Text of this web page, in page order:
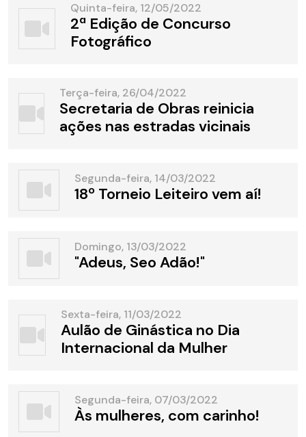
Quinta-feira, 12/05/2022
2ª Edição de Concurso
Fotográfico
Terça-feira, 26/04/2022
Secretaria de Obras reinicia
ações nas estradas vicinais
Segunda-feira, 14/03/2022
18º Torneio Leiteiro vem aí!
Domingo, 13/03/2022
"Adeus, Seo Adão!"
Sexta-feira, 11/03/2022
Aulão de Ginástica no Dia
Internacional da Mulher
Segunda-feira, 07/03/2022
Às mulheres, com carinho!